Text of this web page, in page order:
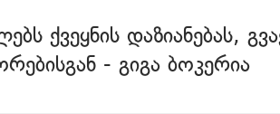
ქვეყნის დაზიანებას,
- გიგა ბოკერია